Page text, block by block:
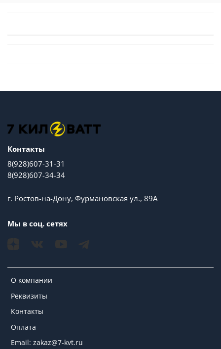
О компании
Реквизиты
Контакты
Оплата
Email: zakaz@7-kvt.ru
Контакты
8(928)607-31-31
8(928)607-34-34
г. Ростов-на-Дону, Фурмановская ул., 89А
Мы в соц. сетях